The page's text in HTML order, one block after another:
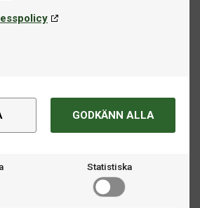
GODKÄNN ALLA
Statistiska